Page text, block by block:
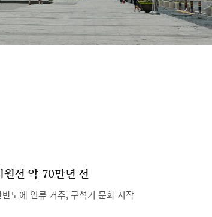
원전 약 70만년 전
반도에 인류 거주, 구석기 문화 시작